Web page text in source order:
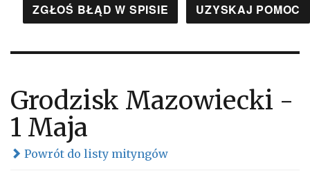
ZGŁOŚ BŁĄD W SPISIE UZYSKAJ POMOC
Grodzisk Mazowiecki -
1 Maja
Powrót do listy mityngów